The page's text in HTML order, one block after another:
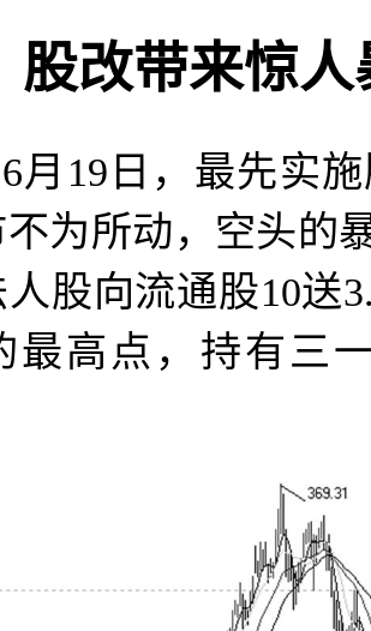
股改带来惊
6月 19 日 ，最先实
为所动，空头的
股向流通股10送
最高点，持有三